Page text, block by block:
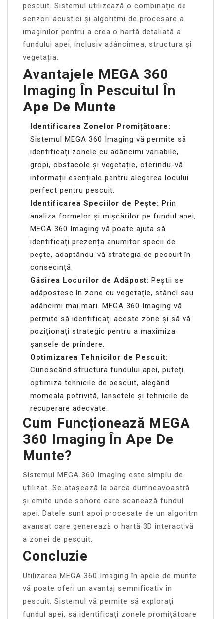
pescuit. Sistemul utilizează o combinație de
senzori acustici și algoritmi de procesare a
imaginilor pentru a crea o hartă detaliată a
fundului apei, inclusiv adâncimea, structura și
vegetația.
Avantajele MEGA 360
Imaging În Pescuitul În
Ape De Munte
Identificarea Zonelor Promițătoare:
Sistemul MEGA 360 Imaging vă permite să
identificați zonele cu adâncimi variabile,
gropi, obstacole și vegetație, oferindu-vă
informații esențiale pentru alegerea locului
perfect pentru pescuit.
Identificarea Speciilor de Pește: Prin
analiza formelor și mișcărilor pe fundul apei,
MEGA 360 Imaging vă poate ajuta să
identificați prezența anumitor specii de
pește, adaptându-vă strategia de pescuit în
consecință.
Găsirea Locurilor de Adăpost: Peștii se
adăpostesc în zone cu vegetație, stânci sau
adâncimi mai mari. MEGA 360 Imaging vă
permite să identificați aceste zone și să vă
poziționați strategic pentru a maximiza
șansele de prindere.
Optimizarea Tehnicilor de Pescuit:
Cunoscând structura fundului apei, puteți
optimiza tehnicile de pescuit, alegând
momeala potrivită, lansetele și tehnicile de
recuperare adecvate.
Cum Funcționează MEGA
360 Imaging În Ape De
Munte?
Sistemul MEGA 360 Imaging este simplu de
utilizat. Se atașează la barca dumneavoastră
și emite unde sonore care scanează fundul
apei. Datele sunt apoi procesate de un algoritm
avansat care generează o hartă 3D interactivă
a zonei de pescuit.
Concluzie
Utilizarea MEGA 360 Imaging în apele de munte
vă poate oferi un avantaj semnificativ în
pescuit. Sistemul vă permite să explorați
fundul apei, să identificați zonele promițătoare